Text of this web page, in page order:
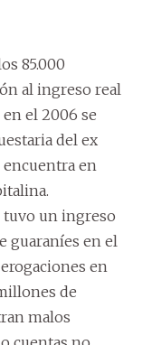
85.000
al ingreso real
el 2006 se
del ex
encuentra en
tuvo un ingreso
guaraníes en el
en
de
malos